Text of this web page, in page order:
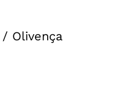
Olivença